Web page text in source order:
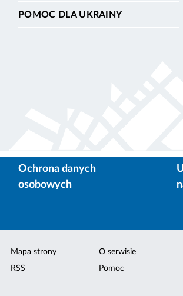
POMOC DLA UKRAINY
Ochrona danych
osobowych
Mapa strony
RSS
O serwisie
Pomoc